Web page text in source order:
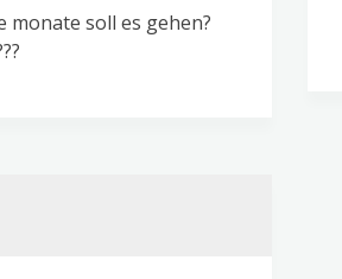
monate soll es gehen?